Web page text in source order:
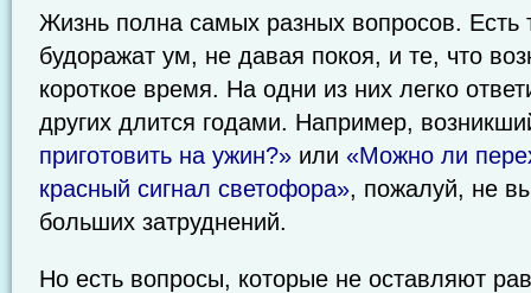
Жизнь полна самых разных вопросов. Есть
будоражат ум, не давая покоя, и те, что
короткое время. На одни из них легко
других длится годами. Например,
приготовить на ужин?» или «Можно ли
красный сигнал светофора», пожалуй, не
больших затруднений.
Но есть вопросы, которые не оставляют